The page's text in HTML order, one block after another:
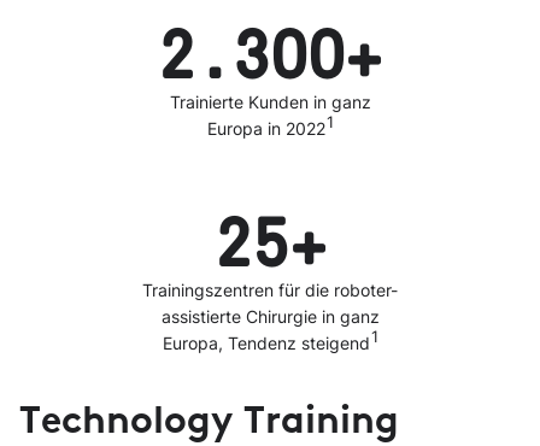
2.300+
Trainierte Kunden in ganz
Europa in 20221
25+
Trainingszentren für die roboter-
assistierte Chirurgie in ganz
Europa, Tendenz steigend1
Technology Training